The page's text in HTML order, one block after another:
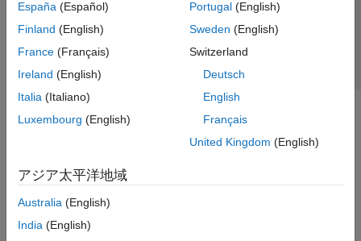
España (Español)
Finland (English)
France (Français)
Ireland (English)
Italia (Italiano)
Luxembourg (English)
Portugal(English)
Sweden (English)
Switzerland
Deutsch
English
Français
United Kingdom (English)
アジア太平洋地域
Australia (English)
India (English)